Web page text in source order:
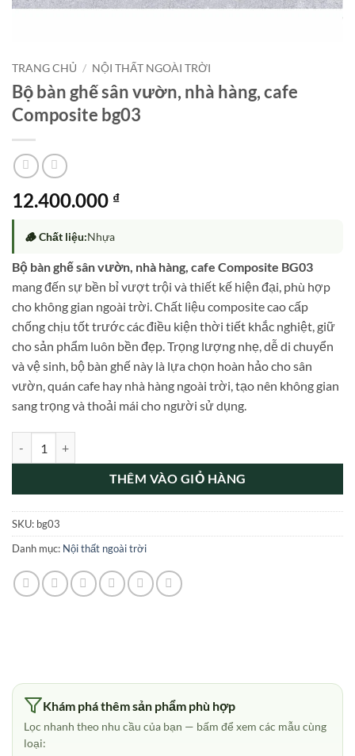
TRANG CHỦ / NỘI THẤT NGOÀI TRỜI
Bộ bàn ghế sân vườn, nhà hàng, cafe
Composite bg03
12.400.000 ₫
🪵 Chất liệu:Nhựa
Bộ bàn ghế sân vườn, nhà hàng, cafe Composite BG03
mang đến sự bền bỉ vượt trội và thiết kế hiện đại, phù hợp
cho không gian ngoài trời. Chất liệu composite cao cấp
chống chịu tốt trước các điều kiện thời tiết khắc nghiệt, giữ
cho sản phẩm luôn bền đẹp. Trọng lượng nhẹ, dễ di chuyển
và vệ sinh, bộ bàn ghế này là lựa chọn hoàn hảo cho sân
vườn, quán cafe hay nhà hàng ngoài trời, tạo nên không gian
sang trọng và thoải mái cho người sử dụng.
THÊM VÀO GIỎ HÀNG
SKU: bg03
Danh mục: Nội thất ngoài trời
Khám phá thêm sản phẩm phù hợp
Lọc nhanh theo nhu cầu của bạn — bấm để xem các mẫu cùng
loại: